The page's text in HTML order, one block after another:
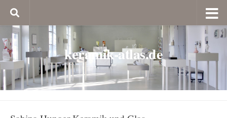
keramik-atlas.de